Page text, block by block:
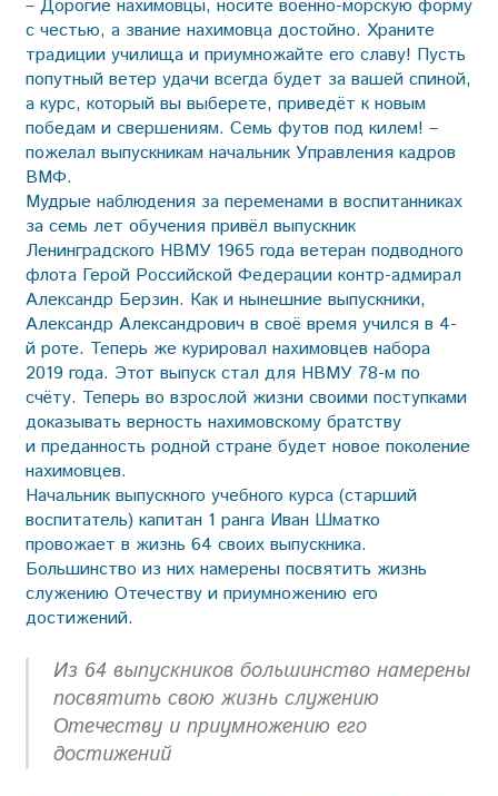
– Дорогие нахимовцы, носите военно-морскую форму
с честью, а звание нахимовца достойно. Храните
традиции училища и приумножайте его славу! Пусть
попутный ветер удачи всегда будет за вашей спиной,
а курс, который вы выберете, приведёт к новым
победам и свершениям. Семь футов под килем! –
пожелал выпускникам начальник Управления кадров
ВМФ.
Мудрые наблюдения за переменами в воспитанниках
за семь лет обучения привёл выпускник
Ленинградского НВМУ 1965 года ветеран подводного
флота Герой Российской Федерации контр-адмирал
Александр Берзин. Как и нынешние выпускники,
Александр Александрович в своё время учился в 4-
й роте. Теперь же курировал нахимовцев набора
2019 года. Этот выпуск стал для НВМУ 78-м по
счёту. Теперь во взрослой жизни своими поступками
доказывать верность нахимовскому братству
и преданность родной стране будет новое поколение
нахимовцев.
Начальник выпускного учебного курса (старший
воспитатель) капитан 1 ранга Иван Шматко
провожает в жизнь 64 своих выпускника.
Большинство из них намерены посвятить жизнь
служению Отечеству и приумножению его
достижений.
Из 64 выпускников большинство намерены
посвятить свою жизнь служению
Отечеству и приумножению его
достижений